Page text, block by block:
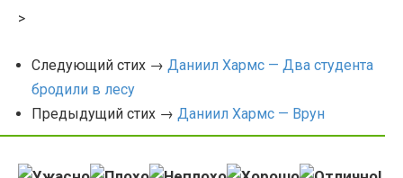
>
Следующий стих → Даниил Хармс — Два студента
бродили в лесу
Предыдущий стих → Даниил Хармс — Врун